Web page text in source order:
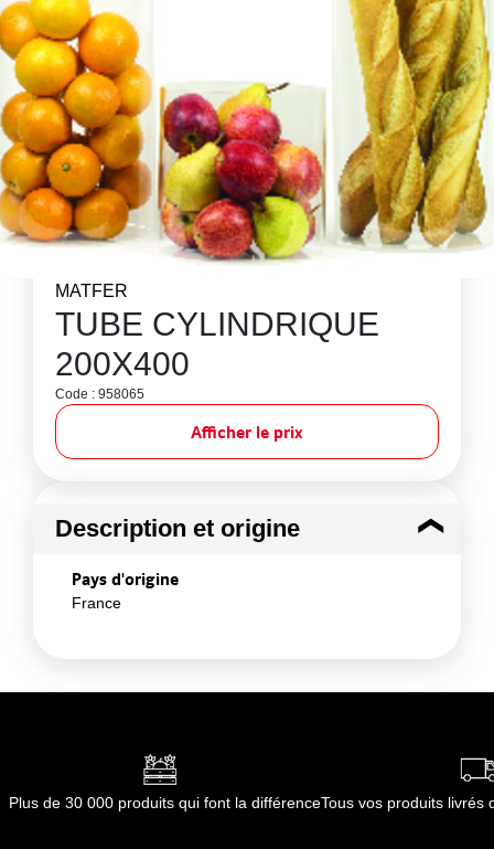
MATFER
TUBE CYLINDRIQUE
200X400
Code : 958065
Afficher le prix
Description et origine
Pays d'origine
France
Plus de 30 000 produits qui font la différenceTous vos produits livrés